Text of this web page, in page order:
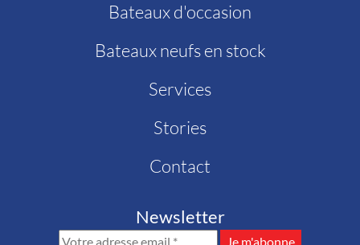
Bateaux d'occasion
Bateaux neufs en stock
Services
Stories
Contact
Newsletter